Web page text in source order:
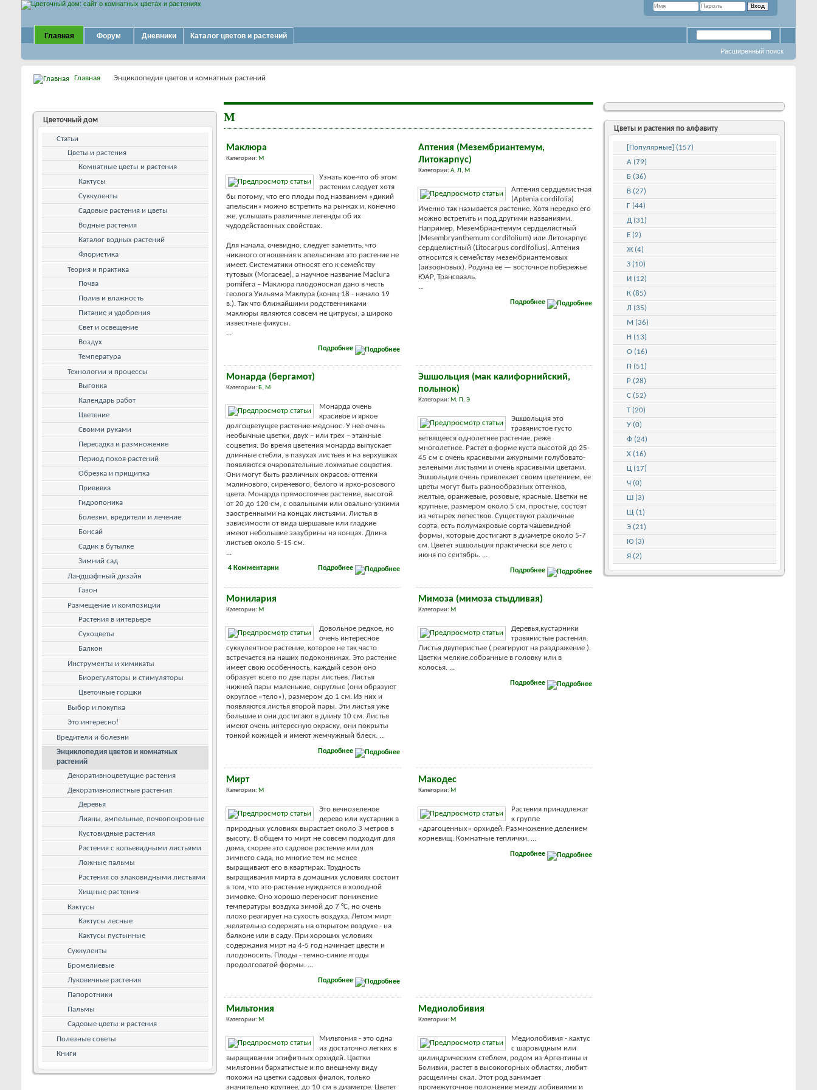
Главная Форум Дневники Каталог цветов и растений
Расширенный поиск
Главная Энциклопедия цветов и комнатных растений
М
Маклюра
Категории: М
Узнать кое-что об этом
растении следует хотя
бы потому, что его плоды под названием «дикий
апельсин» можно встретить на рынках и, конечно
же, услышать различные легенды об их
чудодейственных свойствах.
Для начала, очевидно, следует заметить, что
никакого отношения к апельсинам это растение не
имеет. Систематики относят его к семейству
тутовых (Moraceae), а научное название Maclura
pomifera – Маклюра плодоносная дано в честь
геолога Уильяма Маклура (конец 18 - начало 19
в.). Так что ближайшими родственниками
маклюры являются совсем не цитрусы, а широко
известные фикусы.
Подробнее
Аптения (Мезембриантемум,
Литокарпус)
Категории: А, Л , М
Аптения сердцелистная
(Aptenia cordifolia)
Именно так называется растение. Хотя нередко его
можно встретить и под другими названиями.
Например, Мезембриантемум сердцелистный
(Mesembryanthemum cordifolium) или Литокарпус
сердцелистный (Litocarpus cordifolius). Аптения
относится к семейству мезембриантемовых
(аизооновых). Родина ее — восточное побережье
ЮАР, Трансвааль.
Подробнее
Монарда (бергамот)
Категории: Б, М
Монарда очень
красивое и яркое
долгоцветущее растение-медонос. У нее очень
необычные цветки, двух – или трех – этажные
соцветия. Во время цветения монарда выпускает
длинные стебли, в пазухах листьев и на верхушках
появляются очаровательные лохматые соцветия.
Они могут быть различных окрасов: оттенки
малинового, сиреневого, белого и ярко-розового
цвета. Монарда прямостоячее растение, высотой
от 20 до 120 см, с овальными или овально-узкими
заостренными на концах листьями. Листья в
зависимости от вида шершавые или гладкие
имеют небольшие зазубрины на концах. Длина
листьев около 5-15 см.
Подробнее
4 Комментарии
Эшшольция (мак калифорнийский,
полынок)
Категории: М, П , Э
Эшшольция это
травянистое густо
ветвящееся однолетнее растение, реже
многолетнее. Растет в форме куста высотой до 25-
45 см с очень красивыми ажурными голубовато-
зелеными листьями и очень красивыми цветами.
Эшшольция очень привлекает своим цветением, ее
цветы могут быть разнообразных оттенков,
желтые, оранжевые, розовые, красные. Цветки не
крупные, размером около 5 см, простые, состоят
из четырех лепестков. Существуют различные
сорта, есть полумахровые сорта чашевидной
формы, которые достигают в диаметре около 5-7
см. Цветет эшшольция практически все лето с
июня по сентябрь. ...
Подробнее
Монилария
Категории: М
Довольное редкое, но
очень интересное
суккулентное растение, которое не так часто
встречается на наших подоконниках. Это растение
имеет свою особенность, каждый сезон оно
образует всего по две пары листьев. Листья
нижней пары маленькие, округлые (они образуют
округлое «тело»), размером до 1 см. Из них и
появляются листья второй пары. Эти листья уже
большие и они достигают в длину 10 см. Листья
имеют очень интересную окраску, они покрыты
тонкой кожицей и имеют жемчужный блеск. ...
Подробнее
Мимоза (мимоза стыдливая)
Категории: М
Деревья,кустарники
травянистые растения.
Листья двуперистые ( реагируют на раздражение ).
Цветки мелкие,собранные в головку или в
колосья. ...
Подробнее
Мирт
Категории: М
Это вечнозеленое
дерево или кустарник в
природных условиях вырастает около 3 метров в
высоту. В общем то мирт не совсем подходит для
дома, скорее это садовое растение или для
зимнего сада, но многие тем не менее
выращивают его в квартирах. Трудность
выращивания мирта в домашних условиях состоит
в том, что это растение нуждается в холодной
зимовке. Оно хорошо переносит понижение
температуры воздуха зимой до 7 °С, но очень
плохо реагирует на сухость воздуха. Летом мирт
желательно содержать на открытом воздухе - на
балконе или в саду. При хороших условиях
содержания мирт на 4-5 год начинает цвести и
плодоносить. Плоды - темно-синие ягоды
продолговатой формы. ...
Подробнее
Макодес
Категории: М
Растения принадлежат
к группе
«драгоценных» орхидей. Размножение делением
корневищ. Комнатные теплички. ...
Подробнее
Мильтония
Категории: М
Мильтония - это одна
из достаточно легких в
выращивании эпифитных орхидей. Цветки
мильтонии бархатистые и по внешнему виду
похожи на цветки садовых фиалок, только
значительно крупнее, до 10 см в диаметре. Цветет
Медиолобивия
Категории: М
Медиолобивия - кактус
с шаровидным или
цилиндрическим стеблем, родом из Аргентины и
Боливии, растет в высокогорных областях, любит
расщелины скал. Этот род занимает
промежуточное положение между лобивиями и
Цветы и растения по алфавиту
[Популярные] (157)
А (79)
Б (36)
В (27)
Г (44)
Д (31)
Е (2)
Ж (4)
З (10)
И (12)
К (85)
Л (35)
М (36)
Н (13)
О (16)
П (51)
Р (28)
С (52)
Т (20)
У (0)
Ф (24)
Х (16)
Ц (17)
Ч (0)
Ш (3)
Щ (1)
Э (21)
Ю (3)
Я (2)
Цветочный дом
Статьи
Цветы и растения
Комнатные цветы и растения
Кактусы
Суккуленты
Садовые растения и цветы
Водные растения
Каталог водных растений
Флористика
Теория и практика
Почва
Полив и влажность
Питание и удобрения
Свет и освещение
Воздух
Температура
Технологии и процессы
Выгонка
Календарь работ
Цветение
Своими руками
Пересадка и размножение
Период покоя растений
Обрезка и прищипка
Прививка
Гидропоника
Болезни, вредители и лечение
Бонсай
Садик в бутылке
Зимний сад
Ландшафтный дизайн
Газон
Размещение и композиции
Растения в интерьере
Сухоцветы
Балкон
Инструменты и химикаты
Биорегуляторы и стимуляторы
Цветочные горшки
Выбор и покупка
Это интересно!
Вредители и болезни
Энциклопедия цветов и комнатных
растений
Декоративноцветущие растения
Декоративнолистные растения
Деревья
Лианы, ампельные, почвопокровные
Кустовидные растения
Растения с копьевидными листьями
Ложные пальмы
Растения со злаковидными листьями
Хищные растения
Кактусы
Кактусы лесные
Кактусы пустынные
Суккуленты
Бромелиевые
Луковичные растения
Папоротники
Пальмы
Садовые цветы и растения
Полезные советы
Книги